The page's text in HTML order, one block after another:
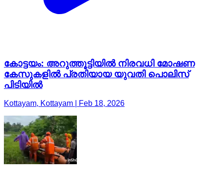
കോട്ടയം: അറുത്തൂട്ടിയിൽ നിരവധി മോഷണ
കേസുകളിൽ പ്രതിയായ യുവതി പൊലിസ്
പിടിയിൽ
Kottayam, Kottayam | Feb 18, 2026